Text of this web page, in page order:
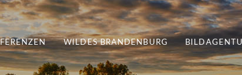
WILDES BRANDENBURG